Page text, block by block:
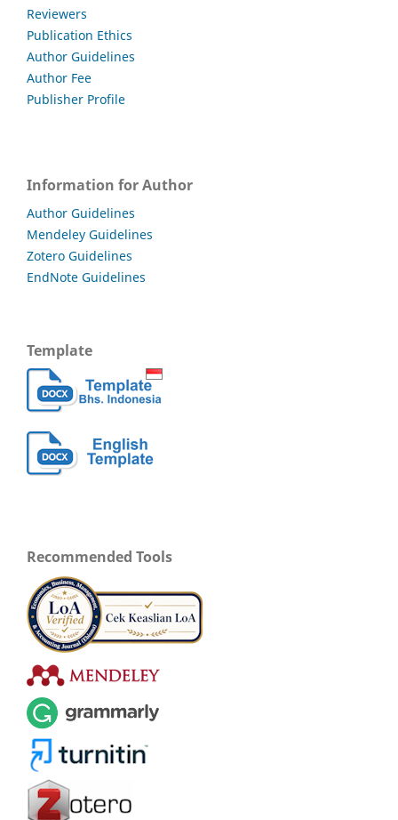
Reviewers
Publication Ethics
Author Guidelines
Author Fee
Publisher Profile
Information for Author
Author Guidelines
Mendeley Guidelines
Zotero Guidelines
EndNote Guidelines
Template
Recommended Tools